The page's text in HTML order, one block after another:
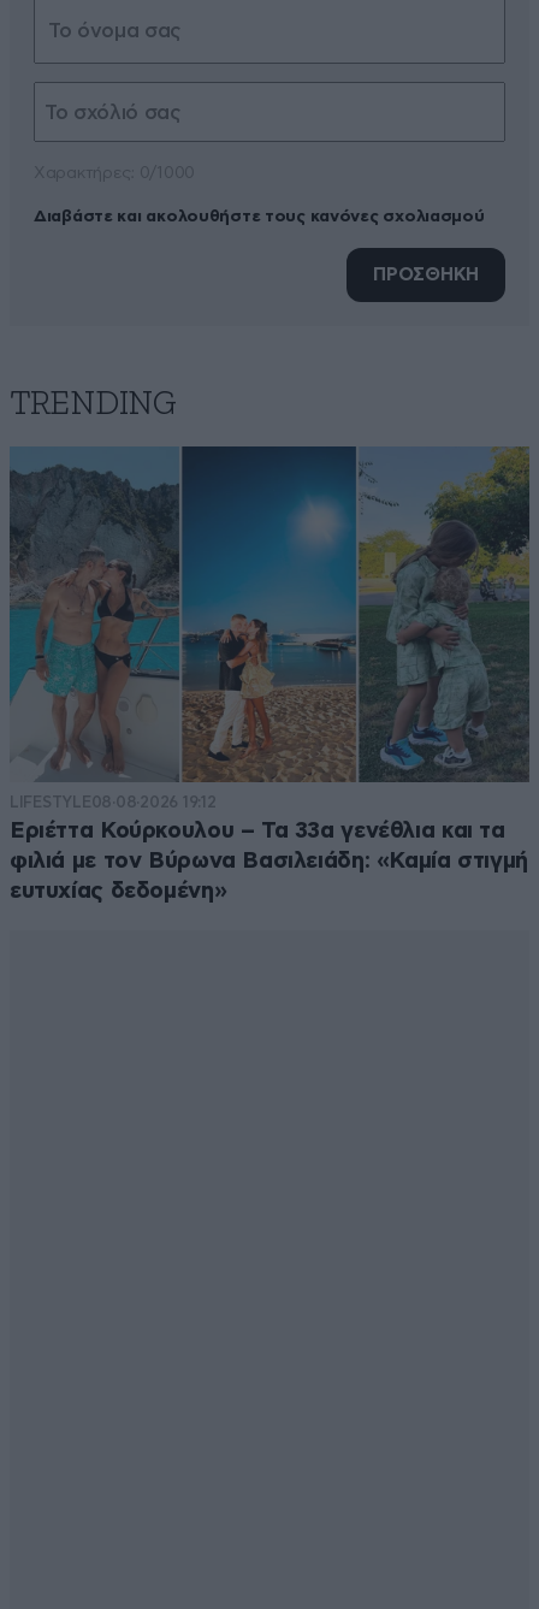
Διαβάστε και ακολουθήστε τους κανόνες σχολιασμού
ΠΡΟΣΘΗΚΗ
TRENDING
LIFESTYLE08·08·2026 19:12
Εριέττα Κούρκουλου – Τα 33α γενέθλια και τα
φιλιά με τον Βύρωνα Βασιλειάδη: «Καμία στιγμή
ευτυχίας δεδομένη»